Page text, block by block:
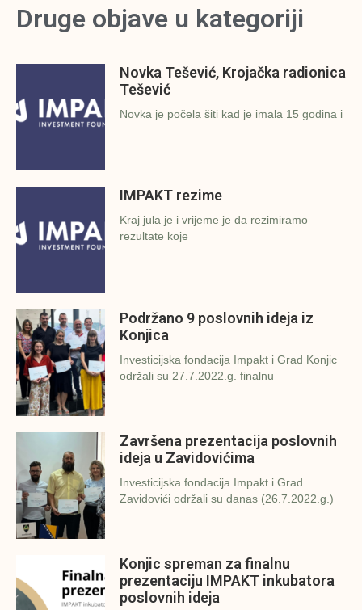
Druge objave u kategoriji
Novka Tešević, Krojačka radionica
Tešević
Novka je počela šiti kad je imala 15 godina i
IMPAKT rezime
Kraj jula je i vrijeme je da rezimiramo
rezultate koje
Podržano 9 poslovnih ideja iz
Konjica
Investicijska fondacija Impakt i Grad Konjic
održali su 27.7.2022.g. finalnu
Završena prezentacija poslovnih
ideja u Zavidovićima
Investicijska fondacija Impakt i Grad
Zavidovići održali su danas (26.7.2022.g.)
Konjic spreman za finalnu
prezentaciju IMPAKT inkubatora
poslovnih ideja